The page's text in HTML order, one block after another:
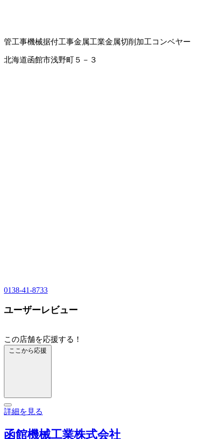
管工事機械据付工事金属工業金属切削加工コンベヤー
北海道函館市浅野町５－３
0138-41-8733
ユーザーレビュー
この店舗を応援する！
ここから応援
詳細を見る
函館機械工業株式会社